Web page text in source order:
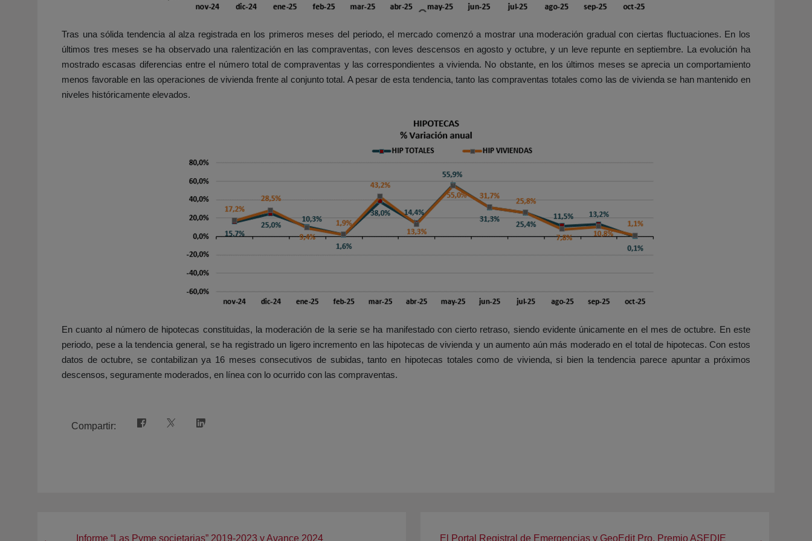
Tras una sólida tendencia al alza registrada en los primeros meses del periodo, el mercado comenzó a mostrar una moderación gradual con ciertas fluctuaciones. En los
últimos tres meses se ha observado una ralentización en las compraventas, con leves descensos en agosto y octubre, y un leve repunte en septiembre. La evolución ha
mostrado escasas diferencias entre el número total de compraventas y las correspondientes a vivienda. No obstante, en los últimos meses se aprecia un comportamiento
menos favorable en las operaciones de vivienda frente al conjunto total. A pesar de esta tendencia, tanto las compraventas totales como las de vivienda se han mantenido en
niveles históricamente elevados.
En cuanto al número de hipotecas constituidas, la moderación de la serie se ha manifestado con cierto retraso, siendo evidente únicamente en el mes de octubre. En este
periodo, pese a la tendencia general, se ha registrado un ligero incremento en las hipotecas de vivienda y un aumento aún más moderado en el total de hipotecas. Con estos
datos de octubre, se contabilizan ya 16 meses consecutivos de subidas, tanto en hipotecas totales como de vivienda, si bien la tendencia parece apuntar a próximos
descensos, seguramente moderados, en línea con lo ocurrido con las compraventas.
Compartir:
Informe “Las Pyme societarias” 2019-2023 y Avance 2024 El Portal Registral de Emergencias y GeoEdit Pro, Premio ASEDIE